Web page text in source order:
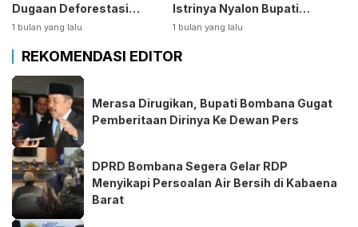
Dugaan Deforestasi
Kabaen
1 bulan yang lalu
Istrinya Nyalon Bupati
Bombana
1 bulan yang lalu
REKOMENDASI EDITOR
Merasa Dirugikan, Bupati Bombana Gugat
Pemberitaan Dirinya Ke Dewan Pers
DPRD Bombana Segera Gelar RDP
Menyikapi Persoalan Air Bersih di Kabaena
Barat